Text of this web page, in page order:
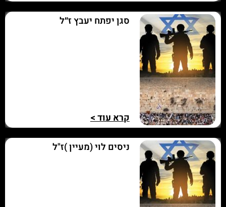
סגן יפתח יעבץ ז״ל
קרא עוד >
ניסים לוי (מעיין )ז"ל